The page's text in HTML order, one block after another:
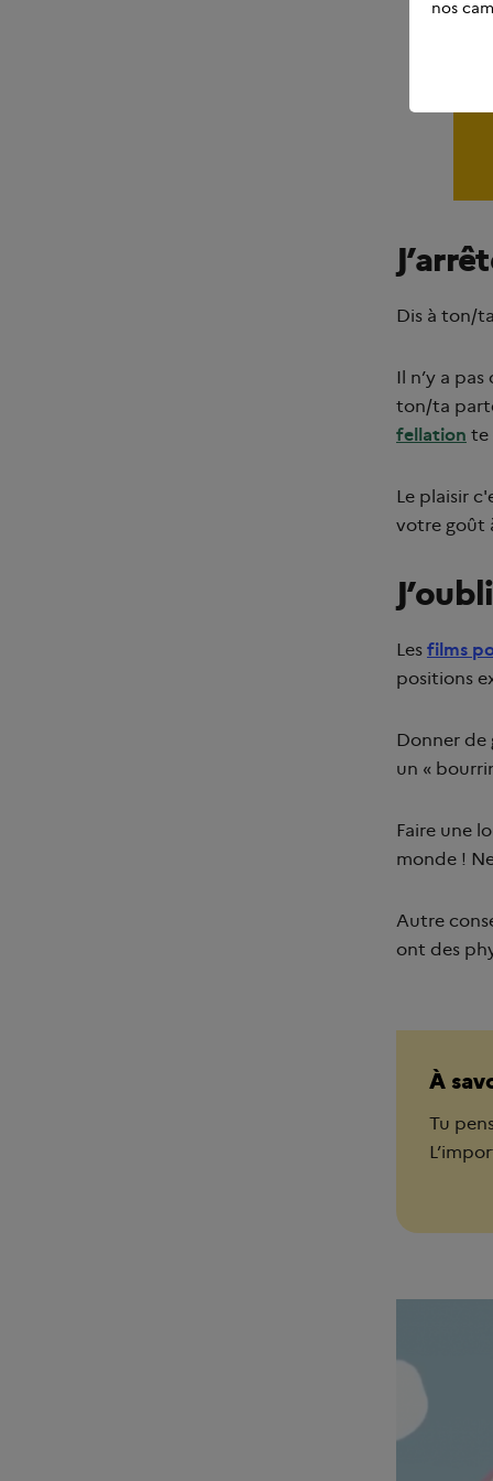
Dis à ton/
Il n’y a
ton/ta
fellation te
Le plaisir
votre goût
Les films
positions
Donner de
un «
Faire une
monde !
Autre
ont des
À
Tu
nos